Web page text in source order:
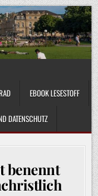
EBOOK LESESTOFF
DATENSCHUTZ
benennt